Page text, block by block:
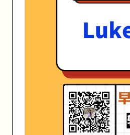
已有 4 名同学报名参加
亮点: 大神级在职讲师 澳洲在职前端工程
University of Queensland
CSSE2310/CSSE7231